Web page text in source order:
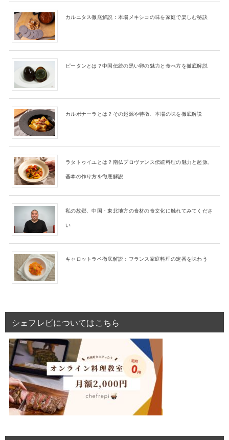
カルニタス徹底解説：本場メキシコの味を家庭で楽しむ秘訣
ピータンとは？中国伝統の黒い卵の魅力と食べ方を徹底解説
カルボナーラとは？その起源や特徴、本場の味を徹底解説
ラタトゥイユとは？南仏プロヴァンス伝統料理の魅力と起源、
基本の作り方を徹底解説
私の故郷、中国・東北地方の食材の食文化に触れてみてくださ
い
キャロットラペ徹底解説：フランス家庭料理の定番を味わう
シェフレピについてはこちら